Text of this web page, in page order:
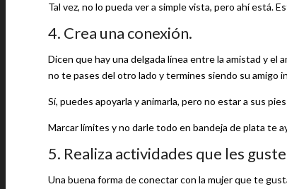
Tal vez, no lo pueda ver a simple vista, pero ahí está.
4. Crea una conexión.
Dicen que hay una delgada línea entre la amistad y el
no te pases del otro lado y termines siendo su amigo
Sí, puedes apoyarla y animarla, pero no estar a sus
Marcar límites y no darle todo en bandeja de plata te
5. Realiza actividades que les
Una buena forma de conectar con la mujer que te